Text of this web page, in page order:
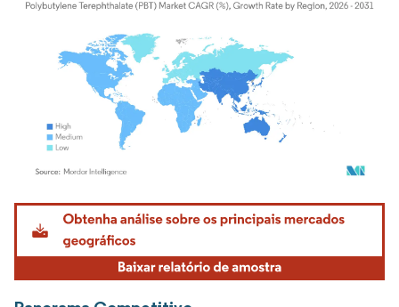
Imagem © Mordor Intelligence. O reuso requer atribuição conforme CC BY 4.0.